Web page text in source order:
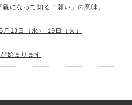
になって知る「願い」の意味。
月13日（水）-19日（火）
始まります